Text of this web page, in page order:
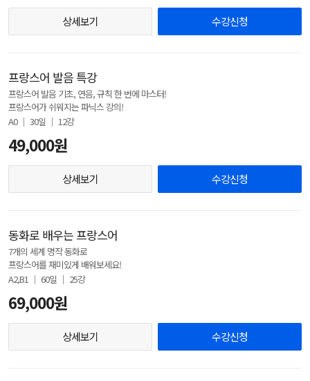
상세보기 수강신청
프랑스어 발음 특강
프랑스어 발음 기초, 연음, 규칙 한 번에 마스터!
프랑스어가 쉬워지는 파닉스 강의!
A0 │ 30일 │ 12강
49,000원
상세보기 수강신청
동화로 배우는 프랑스어
7개의 세계 명작 동화로
프랑스어를 재미있게 배워보세요!
A2,B1 │ 60일 │ 25강
69,000원
상세보기 수강신청